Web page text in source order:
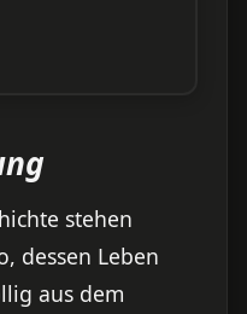
stehen
dessen Leben
aus dem